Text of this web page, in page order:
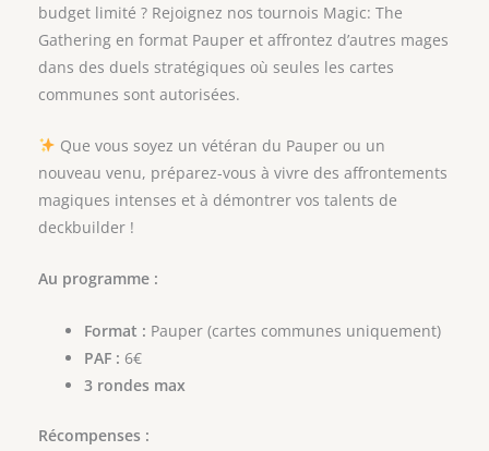
budget limité ? Rejoignez nos tournois Magic: The
Gathering en format Pauper et affrontez d’autres mages
dans des duels stratégiques où seules les cartes
communes sont autorisées.
Que vous soyez un vétéran du Pauper ou un
nouveau venu, préparez-vous à vivre des affrontements
magiques intenses et à démontrer vos talents de
deckbuilder !
Au programme :
Format : Pauper (cartes communes uniquement)
PAF : 6€
3 rondes max
Récompenses :